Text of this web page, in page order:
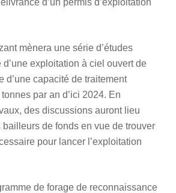
d’un permis d’exploitation
mènera une série d’études
exploitation à ciel ouvert de
d’une capacité de traitement
par an d’ici 2024. En
des discussions auront lieu
de fonds en vue de trouver
pour lancer l’exploitation
de forage de reconnaissance